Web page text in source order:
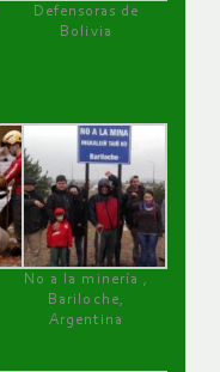
Defensoras de
Bolivia
No a la minería ,
Bariloche,
Argentina